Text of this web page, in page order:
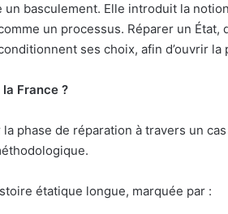
un basculement. Elle introduit la
un processus. Réparer un
ses choix, afin d’ouvrir la
France ?
phase de réparation à travers un
étatique longue, marquée par :